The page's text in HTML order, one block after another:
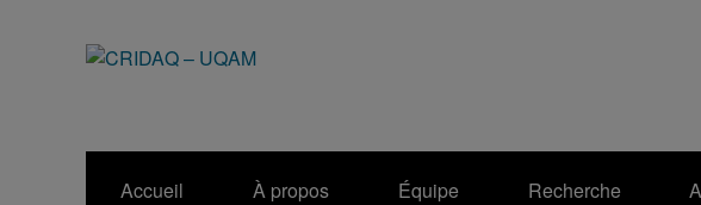
Accueil À propos Équipe Recherche